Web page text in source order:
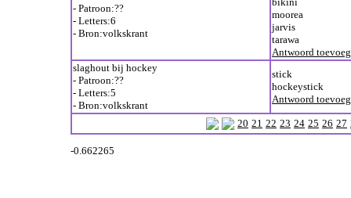
- Patroon:??
- Letters:6
- Bron:volkskrant
moorea
jarvis
tarawa
Antwoord
slaghout bij hockey
- Patroon:??
- Letters:5
- Bron:volkskrant
stick
hockeystick
Antwoord
20 21 22 23 24 25 26 27
-0.662265